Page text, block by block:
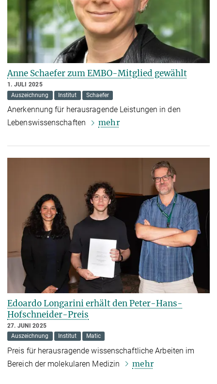
Anne Schaefer zum EMBO-Mitglied gewählt
1. JULI 2025
Auszeichnung
Institut Schaefer
Anerkennung für herausragende Leistungen in den
Lebenswissenschaften
mehr
Edoardo Longarini erhält den Peter-Hans-
Hofschneider-Preis
27. JUNI 2025
Auszeichnung
Institut Matic
Preis für herausragende wissenschaftliche Arbeiten im
Bereich der molekularen Medizin
mehr